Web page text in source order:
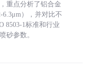
重点分析了铝合金
6.3μm），并对比不
8503-1标准和行业
砂参数。